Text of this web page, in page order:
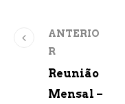
ANTERIO
R
Reunião
Mensal –